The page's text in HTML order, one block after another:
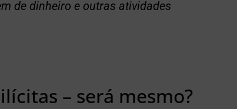
de dinheiro e outras atividades
– será mesmo?